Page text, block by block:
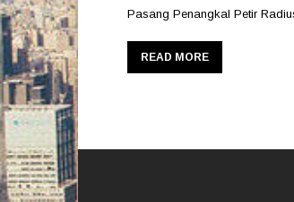
Pasang Penangkal Petir
READ MORE